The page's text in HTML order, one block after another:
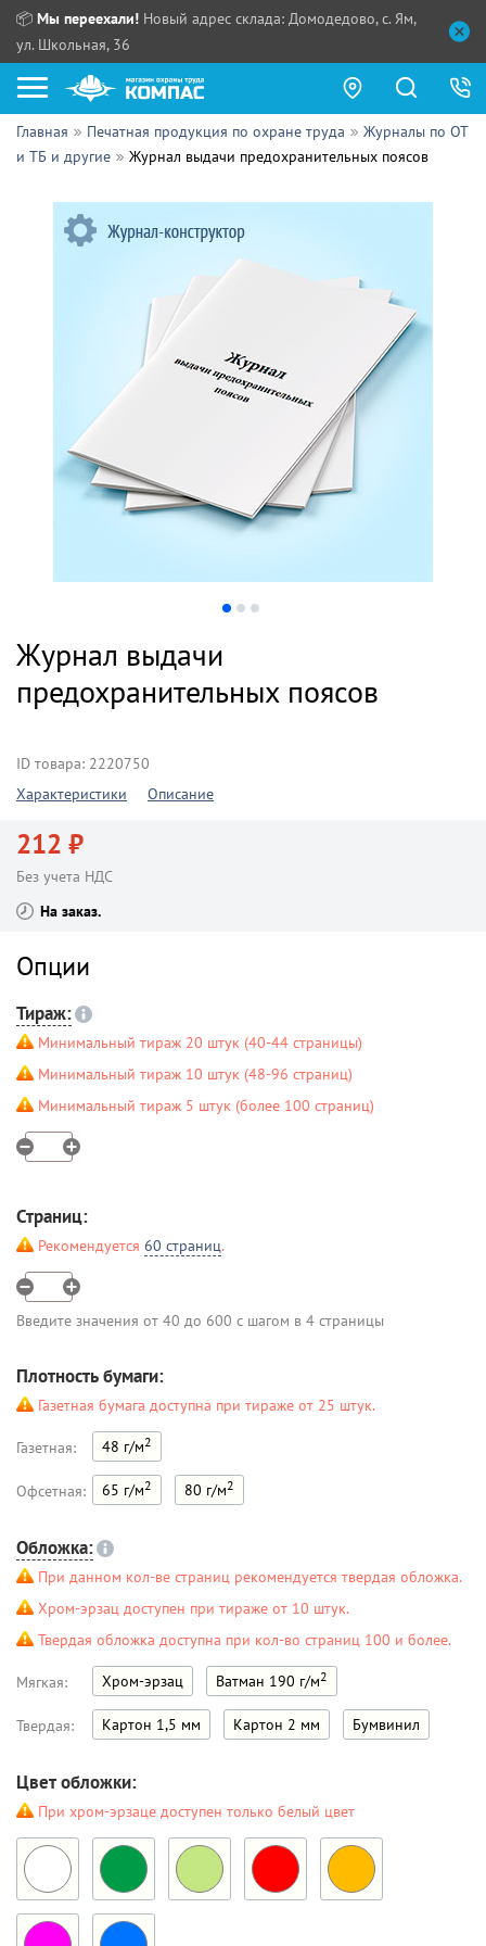
📦 Мы переехали! Новый адрес склада: Домодедово, с. Ям,
ул. Школьная, 36
Как купить?
Сотрудничество
Контакты
Выдача продукции:
Главная Печатная продукция по охране труда
Журналы по ОТ
и ТБ и другие
Журнал выдачи предохранительных поясов
Журнал выдачи
предохранительных поясов
ID товара: 2220750
Характеристики
Описание
212 ₽
Без учета НДС
На заказ
Опции
Тираж:
Минимальный тираж 20 штук (40-44 страницы)
Минимальный тираж 10 штук (48-96 страниц)
Минимальный тираж 5 штук (более 100 страниц)
Страниц:
Рекомендуется 60 страниц.
Введите значения от 40 до 600 с шагом в 4 страницы
Плотность бумаги:
Газетная бумага доступна при тираже от 25 штук.
Газетная: 48 г/м2
Офсетная: 65 г/м2 80 г/м2
Обложка:
При данном кол-ве страниц рекомендуется твердая обложка.
Хром-эрзац доступен при тираже от 10 штук.
Твердая обложка доступна при кол-во страниц 100 и более.
Мягкая: Хром-эрзац Ватман 190 г/м2
Твердая: Картон 1,5 мм Картон 2 мм Бумвинил
Цвет обложки:
При хром-эрзаце доступен только белый цвет